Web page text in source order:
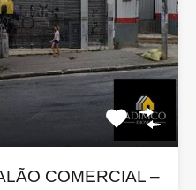
COMERCIAL –